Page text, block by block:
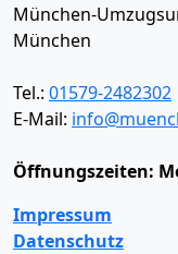
München-
München
Tel.: 01579-2482302
E-Mail:
Öffnungszeiten:
Impressum
Datenschutz